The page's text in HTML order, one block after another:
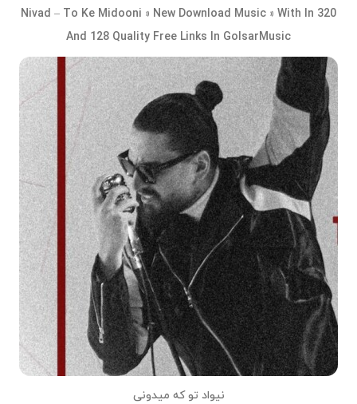
Nivad – To Ke Midooni » New Download Music » With In 320
And 128 Quality Free Links In GolsarMusic
نیواد تو که میدونی